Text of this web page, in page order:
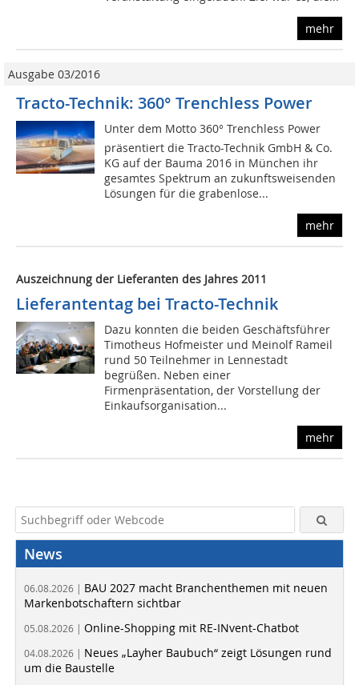
mehr
Ausgabe 03/2016
Tracto-Technik: 360° Trenchless Power
Unter dem Motto 360° Trenchless Power
präsentiert die Tracto-Technik GmbH & Co.
KG auf der Bauma 2016 in München ihr
gesamtes Spektrum an zukunftsweisenden
Lösungen für die grabenlose...
mehr
Auszeichnung der Lieferanten des Jahres 2011
Lieferantentag bei Tracto-Technik
Dazu konnten die beiden Geschäftsführer
Timotheus Hofmeister und Meinolf Rameil
rund 50 Teilnehmer in Lennestadt
begrüßen. Neben einer
Firmenpräsentation, der Vorstellung der
Einkaufsorganisation...
mehr
News
06.08.2026 | BAU 2027 macht Branchenthemen mit neuen
Markenbotschaftern sichtbar
05.08.2026 | Online-Shopping mit RE-INvent-Chatbot
04.08.2026 | Neues „Layher Baubuch“ zeigt Lösungen rund
um die Baustelle